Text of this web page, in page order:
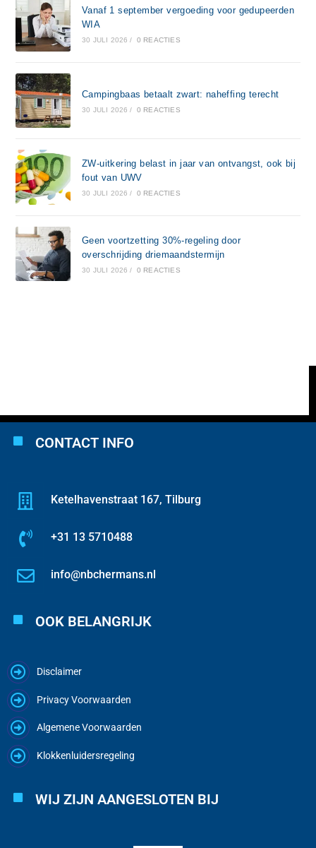
Vanaf 1 september vergoeding voor gedupeerden
WIA
30 JULI 2026 / 0 REACTIES
Campingbaas betaalt zwart: naheffing terecht
30 JULI 2026 / 0 REACTIES
ZW-uitkering belast in jaar van ontvangst, ook bij
fout van UWV
30 JULI 2026 / 0 REACTIES
Geen voortzetting 30%-regeling door
overschrijding driemaandstermijn
30 JULI 2026 / 0 REACTIES
CONTACT INFO
Ketelhavenstraat 167, Tilburg
+31 13 5710488
info@nbchermans.nl
OOK BELANGRIJK
Disclaimer
Privacy Voorwaarden
Algemene Voorwaarden
Klokkenluidersregeling
WIJ ZIJN AANGESLOTEN BIJ